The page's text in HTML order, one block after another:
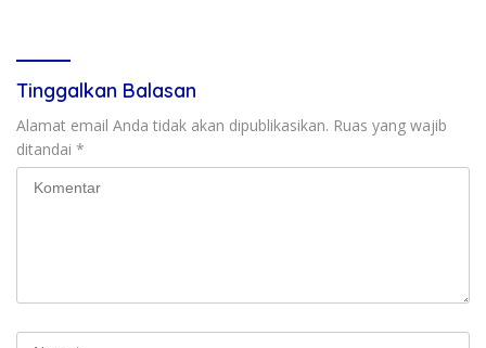
Tinggalkan Balasan
Alamat email Anda tidak akan dipublikasikan. Ruas yang wajib
ditandai *